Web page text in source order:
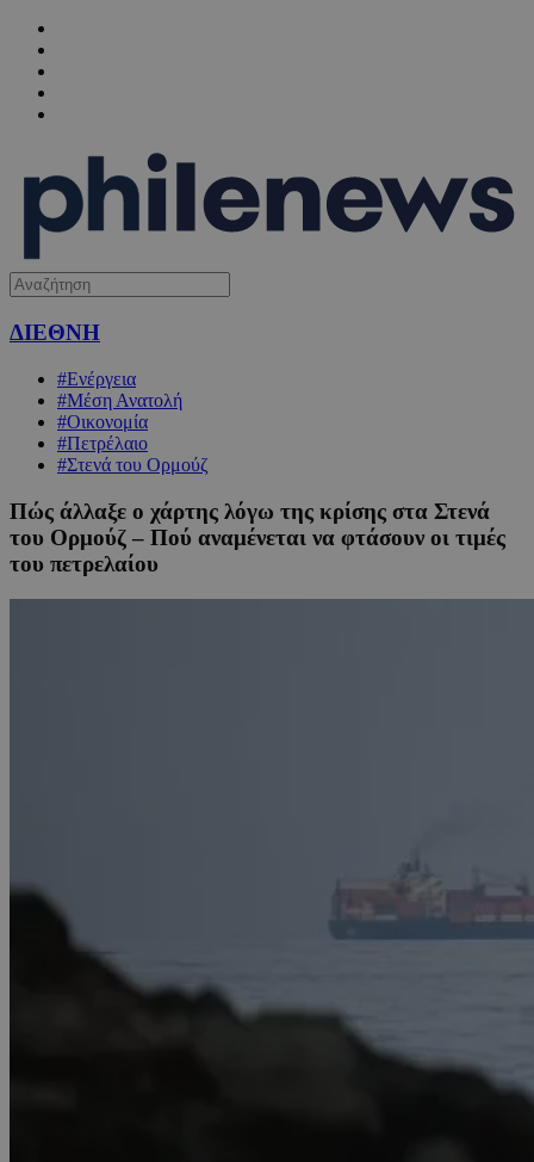
ΔΙΕΘΝΗ
#Ενέργεια
#Μέση Ανατολή
#Οικονομία
#Πετρέλαιο
#Στενά του Ορμούζ
Πώς άλλαξε ο χάρτης λόγω της κρίσης στα Στενά
του Ορμούζ – Πού αναμένεται να φτάσουν οι τιμές
του πετρελαίου